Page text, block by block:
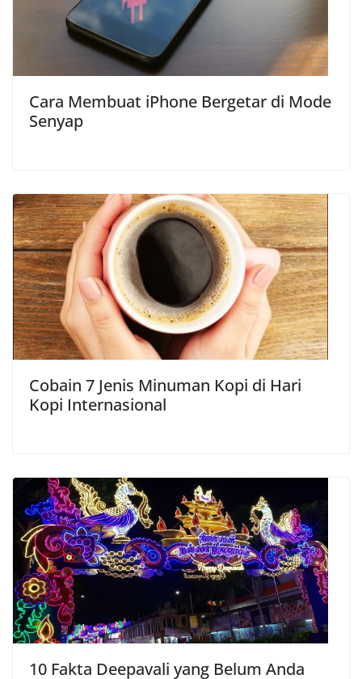
Cara Membuat iPhone Bergetar di Mode
Senyap
Cobain 7 Jenis Minuman Kopi di Hari
Kopi Internasional
10 Fakta Deepavali yang Belum Anda